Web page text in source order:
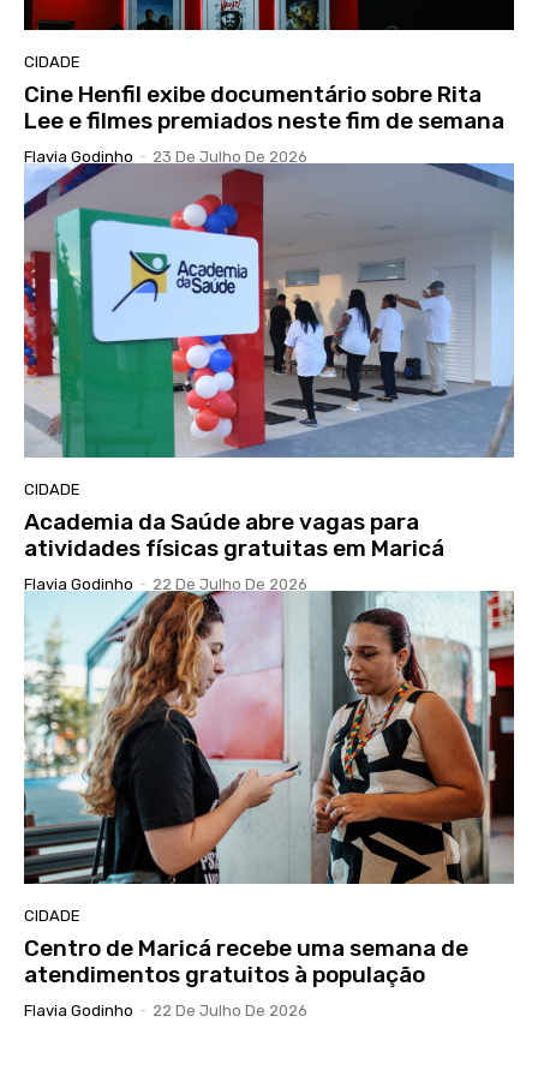
CIDADE
Cine Henfil exibe documentário sobre Rita
Lee e filmes premiados neste fim de semana
Flavia Godinho - 23 De Julho De 2026
CIDADE
Academia da Saúde abre vagas para
atividades físicas gratuitas em Maricá
Flavia Godinho - 22 De Julho De 2026
CIDADE
Centro de Maricá recebe uma semana de
atendimentos gratuitos à população
Flavia Godinho - 22 De Julho De 2026